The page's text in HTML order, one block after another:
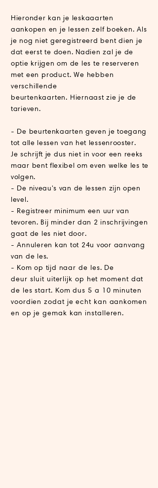
Hieronder kan je leskaaarten
aankopen en je lessen zelf boeken. Als
je nog niet geregistreerd bent dien je
dat eerst te doen. Nadien zal je de
optie krijgen om de les te reserveren
met een product. We hebben
verschillende
beurtenkaarten. Hiernaast zie je de
tarieven.
- De beurtenkaarten geven je toegang
tot alle lessen van het lessenrooster.
Jeschrijft je dus niet in voor een reeks
maar bent flexibel omeven welke les te
volgen.
- De niveau's van de lessen zijn open
level.
- Registreer minimum een uur van
tevoren. Bij minder dan 2inschrijvingen
gaat de les niet door.
- Annuleren kan tot 24u voor aanvang
van de les.
- Kom op tijd naar de les. De
deur sluit uiterlijk op het moment dat
de les start. Kom dus 5 a 10 minuten
voordien zodat je echt kan aankomen
en op je gemak kan installeren.